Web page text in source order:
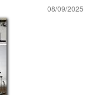
08/09/2025